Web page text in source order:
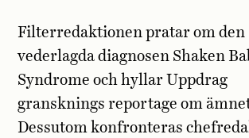
Filterredaktionen pratar om den
vederlagda diagnosen Shaken
Syndrome och hyllar Uppdrag
gransknings reportage om
Dessutom konfronteras